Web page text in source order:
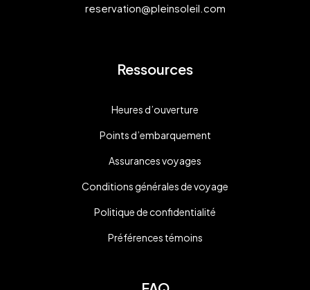
reservation@pleinsoleil.com
Ressources
Heures d’ouverture
Points d’embarquement
Assurances voyages
Conditions générales de voyage
Politique de confidentialité
Préférences témoins